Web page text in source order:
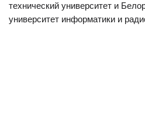
технический университет и
университет информатики и